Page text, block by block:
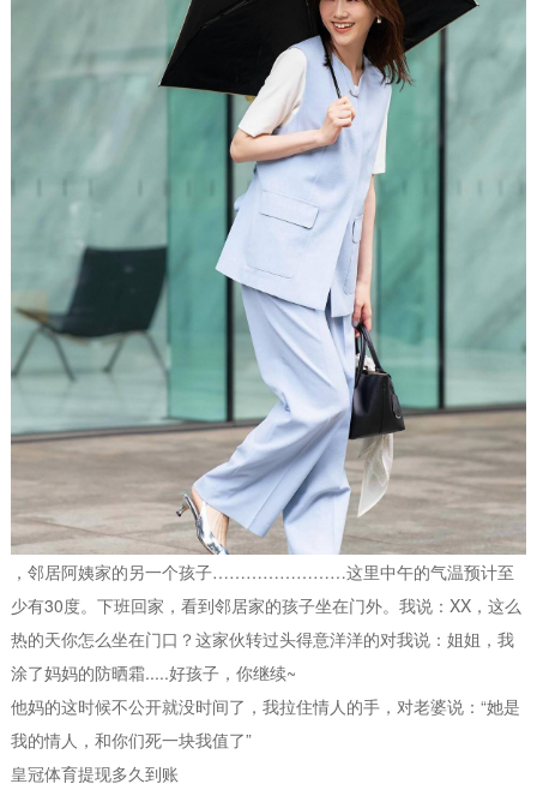
，邻居阿姨家的另一个孩子……………………这里中午的气温预计至
少有30度。下班回家，看到邻居家的孩子坐在门外。我说：XX，这么
热的天你怎么坐在门口？这家伙转过头得意洋洋的对我说：姐姐，我
涂了妈妈的防晒霜.....好孩子，你继续~
他妈的这时候不公开就没时间了，我拉住情人的手，对老婆说：“她是
我的情人，和你们死一块我值了”
皇冠体育提现多久到账